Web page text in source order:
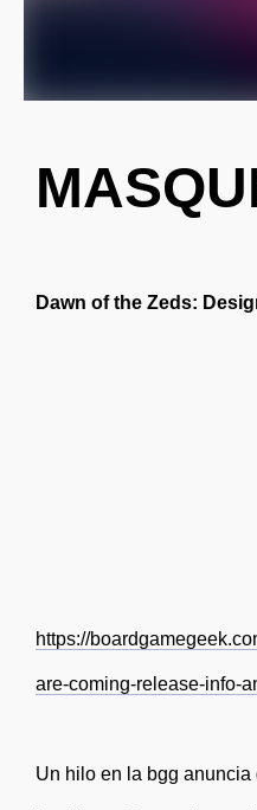
Dawn of the Zeds:
https://
are-coming-release-info-
Un hilo en la bgg